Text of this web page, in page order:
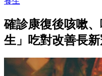
確診康復後咳嗽
生」吃對改善長